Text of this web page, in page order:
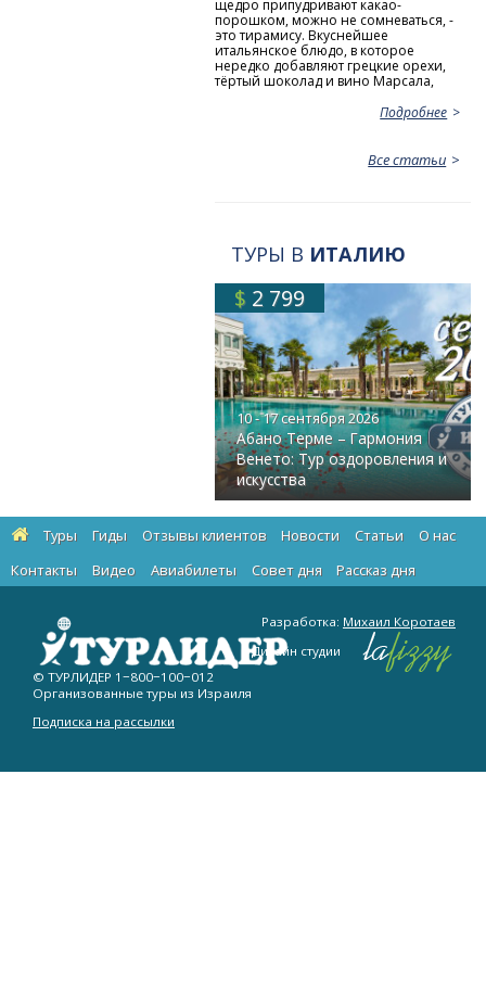
щедро припудривают какао-
порошком, можно не сомневаться, -
это тирамису. Вкуснейшее
итальянское блюдо, в которое
нередко добавляют грецкие орехи,
тёртый шоколад и вино Марсала,
Подробнее
Все статьи
ТУРЫ В ИТАЛИЮ
$ 2 799
10 - 17 сентября 2026
Абано Терме – Гармония
Венето: Тур оздоровления и
искусства
Туры Гиды Отзывы клиентов Новости Статьи
О нас
Контакты
Видео Авиабилеты Cовет дня Рассказ дня
© ТУРЛИДЕР 1−800−100−012
Организованные туры из Израиля
Подписка на рассылки
Разработка: Михаил Коротаев
Дизайн студии